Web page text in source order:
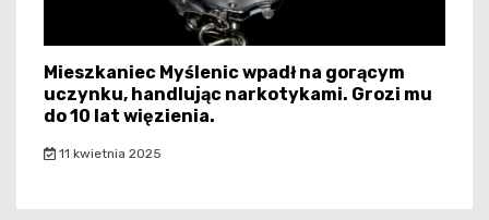
Mieszkaniec Myślenic wpadł na gorącym
uczynku, handlując narkotykami. Grozi mu
do 10 lat więzienia.
11 kwietnia 2025